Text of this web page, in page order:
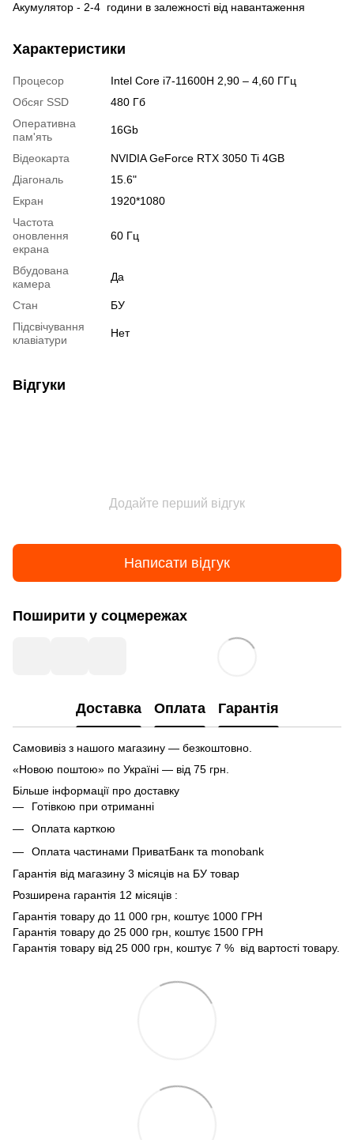
Акумулятор - 2-4 години в залежності від навантаження
Характеристики
Процесор
Intel Core i7-11600H 2,90 – 4,60 ГГц
Обсяг SSD
480 Гб
Оперативна
пам'ять
16Gb
Відеокарта
NVIDIA GeForce RTX 3050 Ti 4GB
Діагональ
15.6"
Екран
1920*1080
Частота
оновлення
екрана
60 Гц
Вбудована
камера
Да
Стан
БУ
Підсвічування
клавіатури
Нет
Відгуки
Додайте перший відгук
Написати відгук
Поширити у соцмережах
Доставка Оплата Гарантія
Самовивіз з нашого магазину — безкоштовно.
«Новою поштою» по Україні — від 75 грн.
Більше інформації про доставку
Готівкою при отриманні
Оплата карткою
Оплата частинами ПриватБанк та monobank
Гарантія від магазину 3 місяців на БУ товар
Розширена гарантія 12 місяців :
Гарантія товару до 11 000 грн, коштує 1000 ГРН
Гарантія товару до 25 000 грн, коштує 1500 ГРН
Гарантія товару від 25 000 грн, коштує 7 % від вартості товару.